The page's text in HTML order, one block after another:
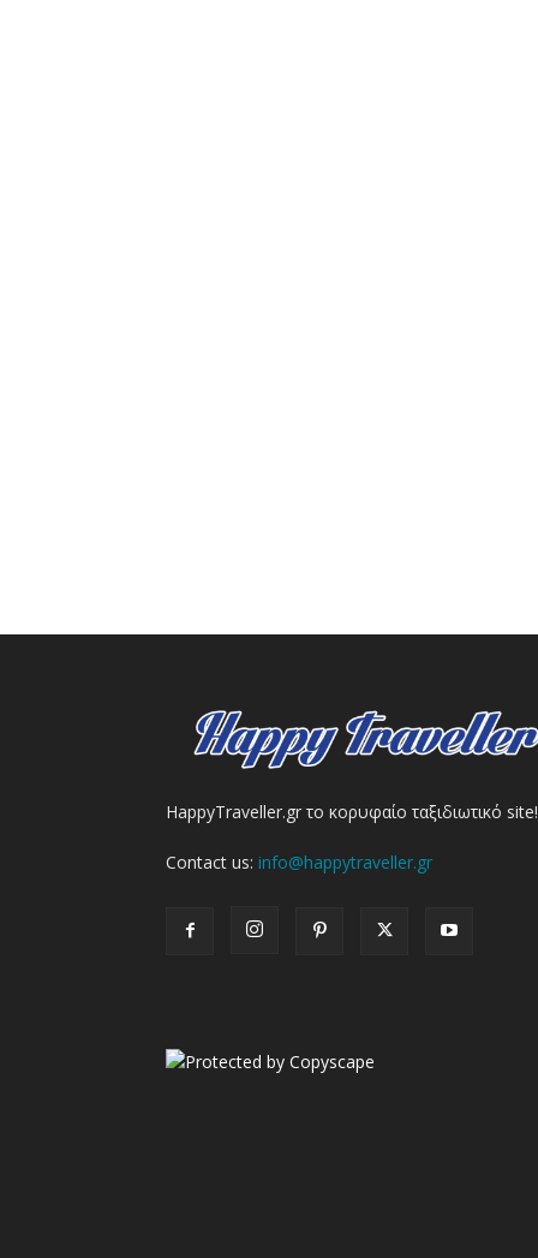
HappyTraveller.gr το κορυφαίο ταξιδιωτικό site!
Contact us: info@happytraveller.gr